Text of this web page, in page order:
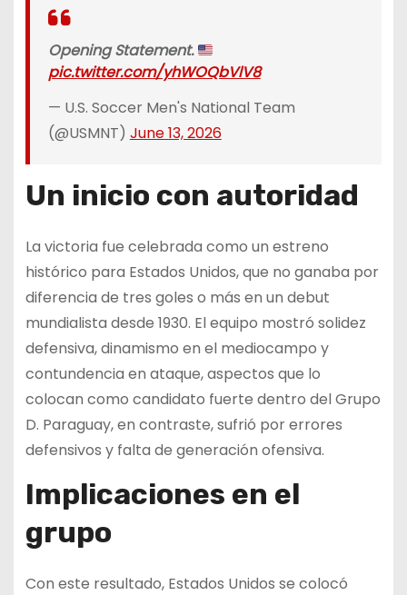
Opening Statement.
pic.twitter.com/yhWOQbVlV8
— U.S. Soccer Men's National Team
(@USMNT) June 13, 2026
Un inicio con autoridad
La victoria fue celebrada como un estreno
histórico para Estados Unidos, que no ganaba por
diferencia de tres goles o más en un debut
mundialista desde 1930. El equipo mostró solidez
defensiva, dinamismo en el mediocampo y
contundencia en ataque, aspectos que lo
colocan como candidato fuerte dentro del Grupo
D. Paraguay, en contraste, sufrió por errores
defensivos y falta de generación ofensiva.
Implicaciones en el
grupo
Con este resultado, Estados Unidos se colocó